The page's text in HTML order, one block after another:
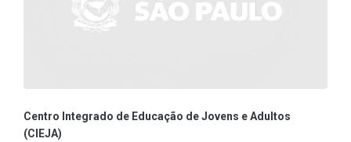
Centro Integrado de Educação de Jovens e Adultos
(CIEJA)